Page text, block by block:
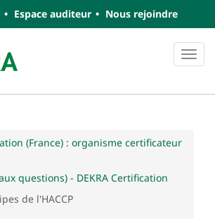
Espace auditeur Nous rejoindre
(France) : organisme certificateur
questions) - DEKRA Certification
de l'HACCP